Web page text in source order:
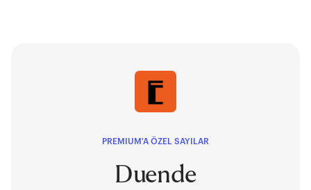
ses, ekran, bilgisayar yazılımları, yapay zekâ gibi
eden O’Art’ın imza attığı orijinal işleri takip etmek için
PREMIUM'A ÖZEL SAYILAR
Duende